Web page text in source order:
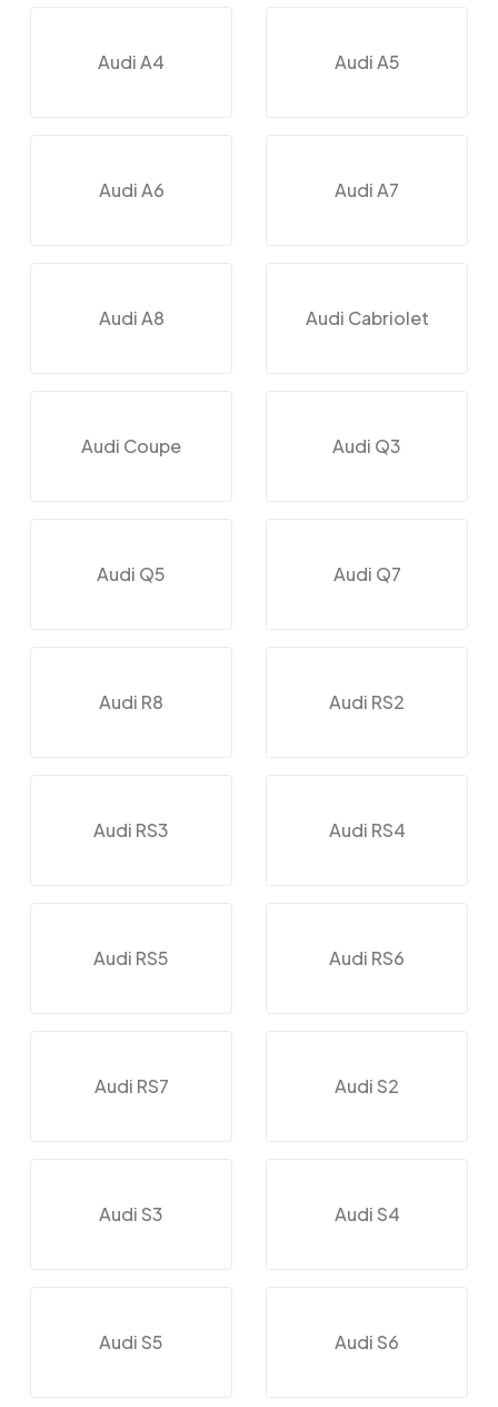
Audi A4 Audi A5
Audi A6 Audi A7
Audi A8 Audi Cabriolet
Audi Coupe Audi Q3
Audi Q5 Audi Q7
Audi R8 Audi RS2
Audi RS3 Audi RS4
Audi RS5 Audi RS6
Audi RS7 Audi S2
Audi S3 Audi S4
Audi S5 Audi S6